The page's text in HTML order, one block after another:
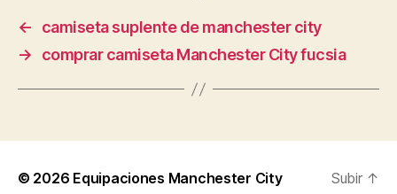
←
camiseta suplente de manchester city
→
comprar camiseta Manchester City fucsia
© 2026 Equipaciones Manchester City
Subir ↑